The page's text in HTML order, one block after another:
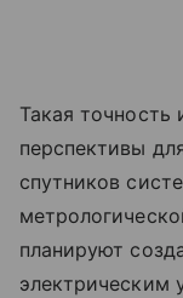
Такая точность
перспективы
спутников
планируют
электрическим